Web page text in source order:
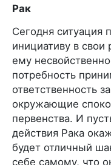
Рак
Сегодня ситуация
инициативу в
ему
потребность
ответственность
окружающие
первенства. И
действия Рака
будет отличный
себе самому, что